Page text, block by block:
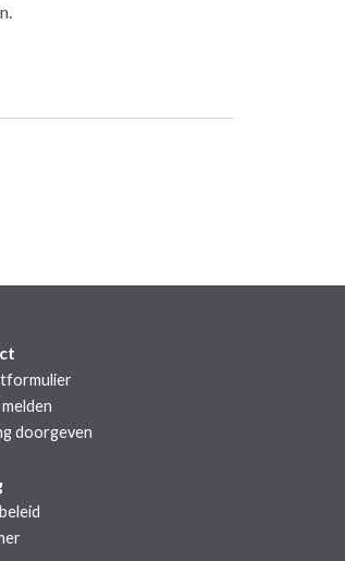
.
doorgeven